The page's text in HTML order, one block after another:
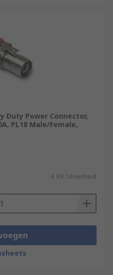
Duty Power Connector,
PL18 Male/Female,
€ 89,74/eenheid